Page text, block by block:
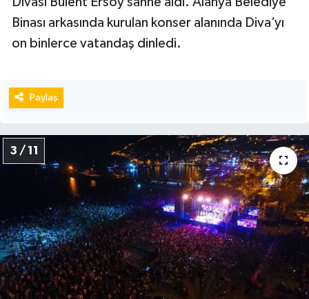
Binası arkasında kurulan konser alanında Diva’yı
on binlerce vatandaş dinledi.
Paylaş
3 / 11